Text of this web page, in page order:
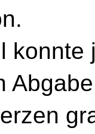
konnte